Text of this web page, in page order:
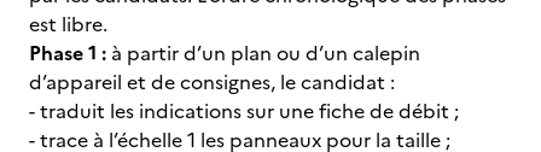
est libre.
Phase 1 : à partir d’un plan ou d’un calepin
d’appareil et de consignes, le candidat :
- traduit les indications sur une fiche de débit ;
- trace à l’échelle 1 les panneaux pour la taille ;